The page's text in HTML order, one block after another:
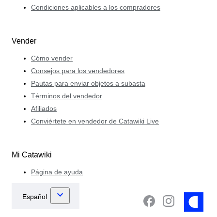
Condiciones aplicables a los compradores
Vender
Cómo vender
Consejos para los vendedores
Pautas para enviar objetos a subasta
Términos del vendedor
Afiliados
Conviértete en vendedor de Catawiki Live
Mi Catawiki
Página de ayuda